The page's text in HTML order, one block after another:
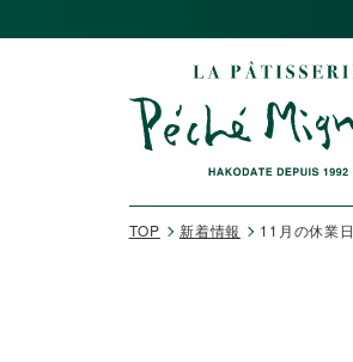
TOP 新着情報 11月の休業日